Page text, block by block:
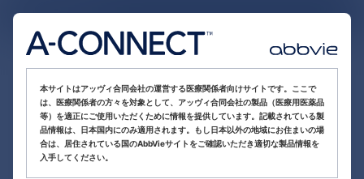
本サイトはアッヴィ合同会社の運営する医療関係者向けサイトです。ここで
は、医療関係者の方々を対象として、アッヴィ合同会社の製品（医療用医薬品
等）を適正にご使用いただくために情報を提供しています。記載されている製
品情報は、日本国内にのみ適用されます。もし日本以外の地域にお住まいの場
合は、居住されている国のAbbVieサイトをご確認いただき適切な製品情報を
入手してください。